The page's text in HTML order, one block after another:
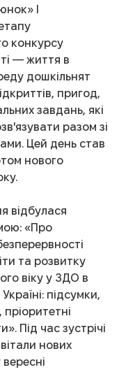
І
конкурсу
— життя в
дошкільнят
пригод,
завдань, які
разом зі
Цей день став
нового
відбулася
«Про
та розвитку
віку у ЗДО в
підсумки,
пріоритетні
Під час зустрічі
нових